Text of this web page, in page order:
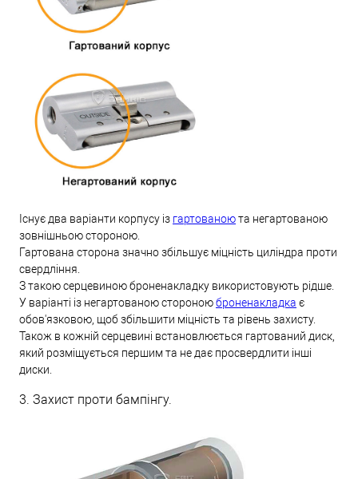
Існує два варіанти корпусу із гартованоюта негартованою
зовнішньою стороною.
Гартована сторона значно збільшує міцність циліндра проти
свердління.
З такою серцевиною броненакладку використовують рідше.
У варіанті із негартованою стороноюброненакладка є
обов'язковою, щоб збільшити міцність та рівень захисту.
Також в кожній серцевині встановлюється гартований диск,
який розміщується першим та не дає просвердлити інші
диски.
3. Захист проти бампінгу.